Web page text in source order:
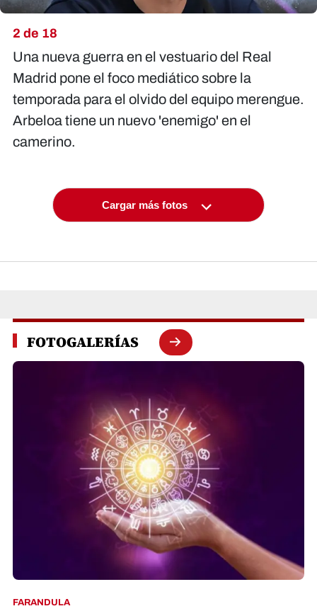
2 de 18
Una nueva guerra en el vestuario del Real
Madrid pone el foco mediático sobre la
temporada para el olvido del equipo merengue.
Arbeloa tiene un nuevo 'enemigo' en el
camerino.
Cargar más fotos
FOTOGALERÍAS
FARANDULA